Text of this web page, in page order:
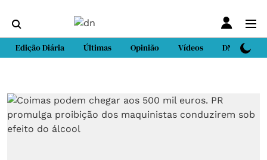
Edição Diária Últimas Opinião Vídeos DN Sport